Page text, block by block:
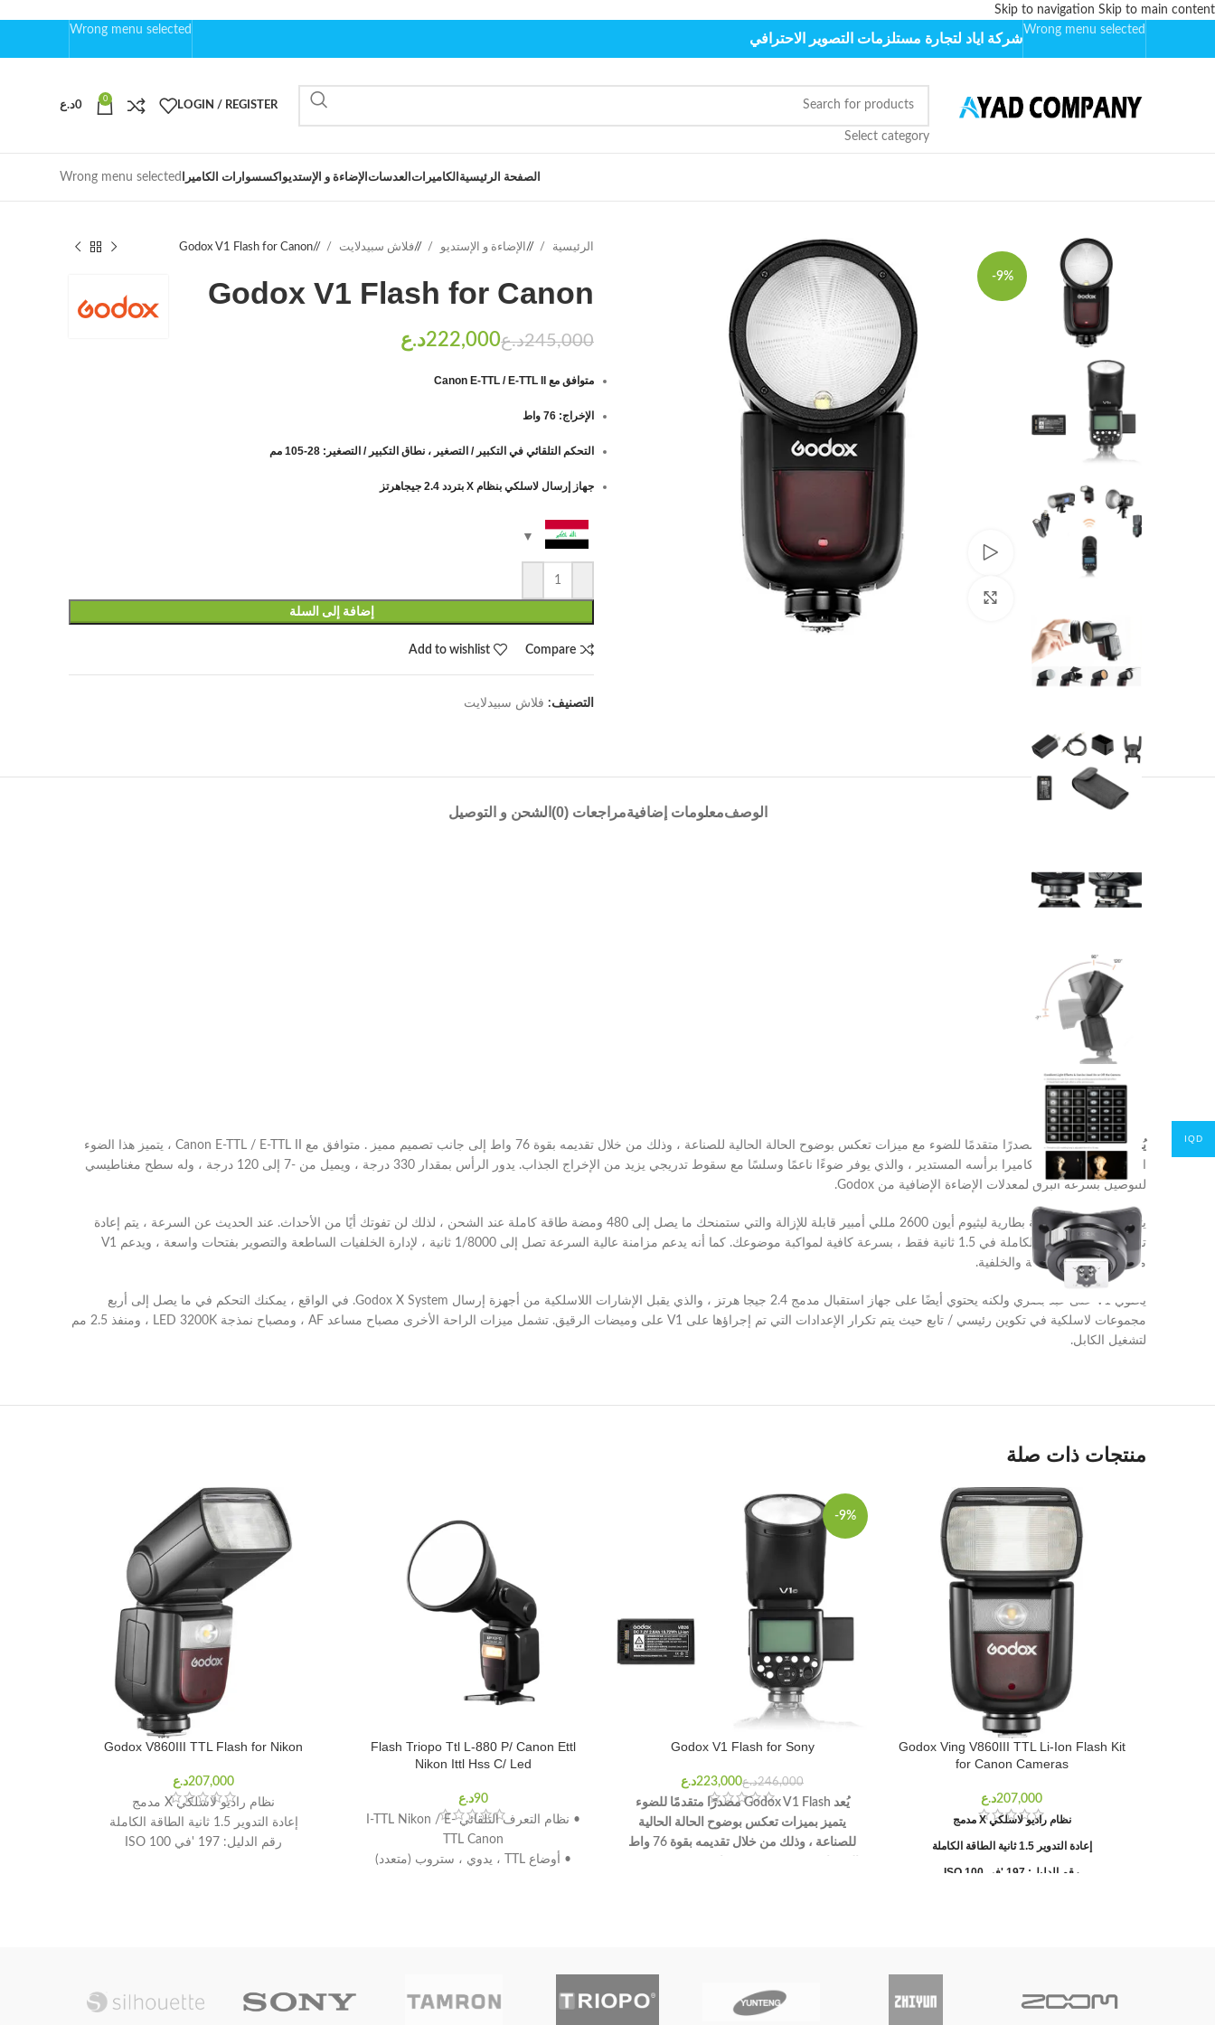
Skip to navigation Skip to main content
Wrong menu selected
شركة اياد لتجارة مستلزمات التصوير الاحترافي
Wrong menu selected
Select category
LOGIN / REGISTER
0
0د.ع
الصفحة الرئيسية الكاميرات العدسات الإضاءة و الإستديو اكسسوارات الكاميرا Wrong menu selected
-9%
الرئيسية / الإضاءة و الإستديو / فلاش سبيدلايت /
Godox V1 Flash for Canon
Godox V1 Flash for Canon
د.ع د.ع
متوافق مع Canon E-TTL / E-TTL II
الإخراج: 76 واط
التحكم التلقائي في التكبير / التصغير ، نطاق التكبير / التصغير: 28-105 مم
جهاز إرسال لاسلكي بنظام X بتردد 2.4 جيجاهرتز
إضافة إلى السلة
Compare
Add to wishlist
التصنيف: فلاش سبيدلايت
الوصفمعلومات إضافيةمراجعات (0) الشحن و التوصيل
يُعد Godox V1 Flash
مصدرًا متقدمًا للضوء مع ميزات تعكس بوضوح الحالة الحالية للصناعة ، وذلك من خلال تقديمه بقوة 76 واط إلى جانب تصميم مميز . متوافق مع Canon E-TTL / E-TTL II ، يتميز هذا الضوء
المرن الموجود على الكاميرا برأسه المستدير ، والذي يوفر ضوءًا ناعمًا وسلسًا مع سقوط تدريجي يزيد من الإخراج الجذاب. يدور الرأس بمقدار 330 درجة ، ويميل من -7 إلى 120 درجة ، وله سطح مغناطيسي
للتوصيل بسرعة البرق لمعدلات الإضاءة الإضافية من Godox.
يتم تشغيل V1 بواسطة بطارية ليثيوم أيون 2600 مللي أمبير قابلة للإزالة والتي ستمنحك ما يصل إلى 480 ومضة طاقة كاملة عند الشحن ، لذلك لن تفوتك أيًا من الأحداث. عند الحديث عن السرعة ، يتم إعادة
تدوير V1 إلى الطاقة الكاملة في 1.5 ثانية فقط ، بسرعة كافية لمواكبة موضوعك. كما أنه يدعم مزامنة عالية السرعة تصل إلى 1/8000 ثانية ، لإدارة الخلفيات الساطعة والتصوير بفتحات واسعة ، ويدعم V1
مزامنة الستارة الأمامية والخلفية.
يحتوي V1 على عبد بصري ولكنه يحتوي أيضًا على جهاز استقبال مدمج 2.4 جيجا هرتز ، والذي يقبل الإشارات اللاسلكية من أجهزة إرسال Godox X System. في الواقع ، يمكنك التحكم في ما يصل إلى أربع
مجموعات لاسلكية في تكوين رئيسي / تابع حيث يتم تكرار الإعدادات التي تم إجراؤها على V1 على وميضات الرقيق. تشمل ميزات الراحة الأخرى مصباح مساعد AF ، ومصباح نمذجة LED 3200K ، ومنفذ 2.5 مم
لتشغيل الكابل.
منتجات ذات صلة
Godox Ving V860III TTL Li-Ion Flash Kit
for Canon Cameras
نظام راديو لاسلكي X مدمج
إعادة التدوير 1.5 ثانية الطاقة الكاملة
رقم الدليل: 197 'في ISO 100
-9%
Godox V1 Flash for Sony
د.ع
د.ع
يُعد Godox V1 Flash مصدرًا متقدمًا للضوء
يتميز بميزات تعكس بوضوح الحالة الحالية
للصناعة ، وذلك من خلال تقديمه بقوة 76 واط
Flash Triopo Ttl L-880 P/ Canon Ettl
Nikon Ittl Hss C/ Led
• نظام التعرف التلقائي I-TTL Nikon / E-
TTL Canon
• أوضاع TTL ، يدوي ، ستروب (متعدد)
Godox V860III TTL Flash for Nikon
نظام راديو لاسلكي X مدمج
إعادة التدوير 1.5 ثانية الطاقة الكاملة
رقم الدليل: 197 'في ISO 100
IQD